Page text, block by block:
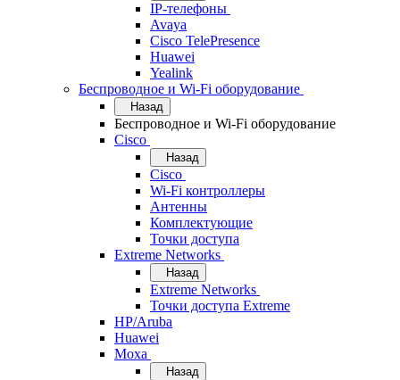
IP-телефоны
Avaya
Cisco TelePresence
Huawei
Yealink
Беспроводное и Wi-Fi оборудование
Назад
Беспроводное и Wi-Fi оборудование
Cisco
Назад
Cisco
Wi-Fi контроллеры
Антенны
Комплектующие
Точки доступа
Extreme Networks
Назад
Extreme Networks
Точки доступа Extreme
HP/Aruba
Huawei
Moxa
Назад